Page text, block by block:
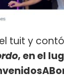
tuit y
, en el